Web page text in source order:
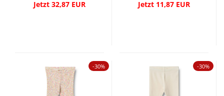
Jetzt 32,87 EUR
Jetzt 11,87 EUR
-30% -30%